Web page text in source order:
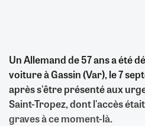
Un Allemand de 57 ans a été
voiture à Gassin (Var), le 7
après s'être présenté aux
Saint-Tropez, dont l'accès
graves à ce moment-là.